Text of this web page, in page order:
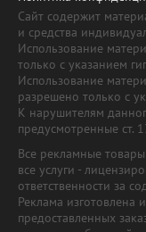
Сайт содержит
и средства
Использование
только с указанием
Использование
разрешено только с
К нарушителям
предусмотренные ст.
Все рекламные
все услуги -
ответственности за
Реклама изготовлена
предоставленных